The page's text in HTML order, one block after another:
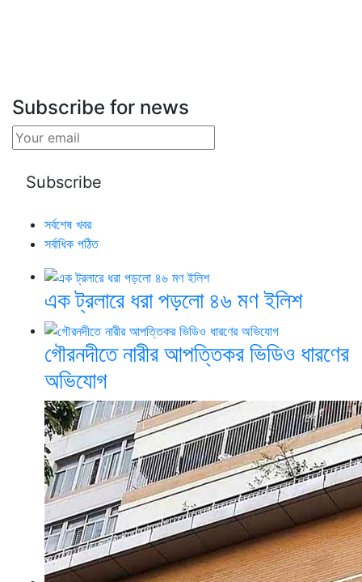
Subscribe for news
সর্বশেষ খবর
সর্বাধিক পঠিত
এক ট্রলারে ধরা পড়লো ৪৬ মণ ইলিশ
গৌরনদীতে নারীর আপত্তিকর ভিডিও ধারণের
অভিযোগ